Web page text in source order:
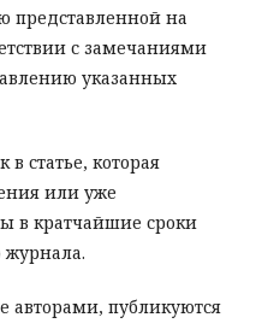
на
с замечаниями
указанных
статье, которая
или уже
в кратчайшие сроки
журнала.
авторами, публикуются